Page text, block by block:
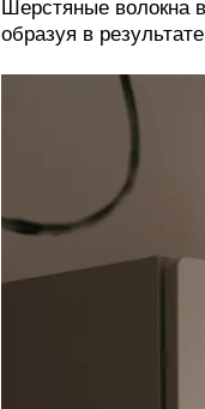
Шерстяные волокна
образуя в